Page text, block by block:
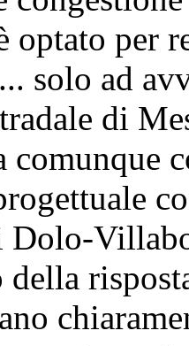
optato per
solo ad
di
comunque
Dolo-